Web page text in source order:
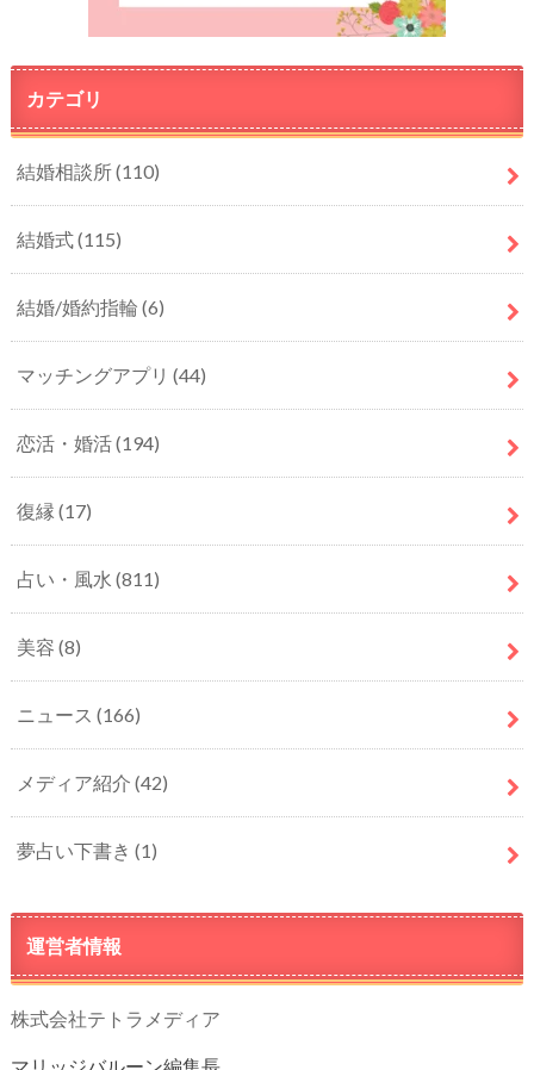
カテゴリ
結婚相談所(110)
結婚式(115)
結婚/婚約指輪 (6)
マッチングアプリ (44)
恋活・婚活(194)
復縁 (17)
占い・風水 (811)
美容 (8)
ニュース (166)
メディア紹介 (42)
夢占い下書き (1)
運営者情報
株式会社テトラメディア